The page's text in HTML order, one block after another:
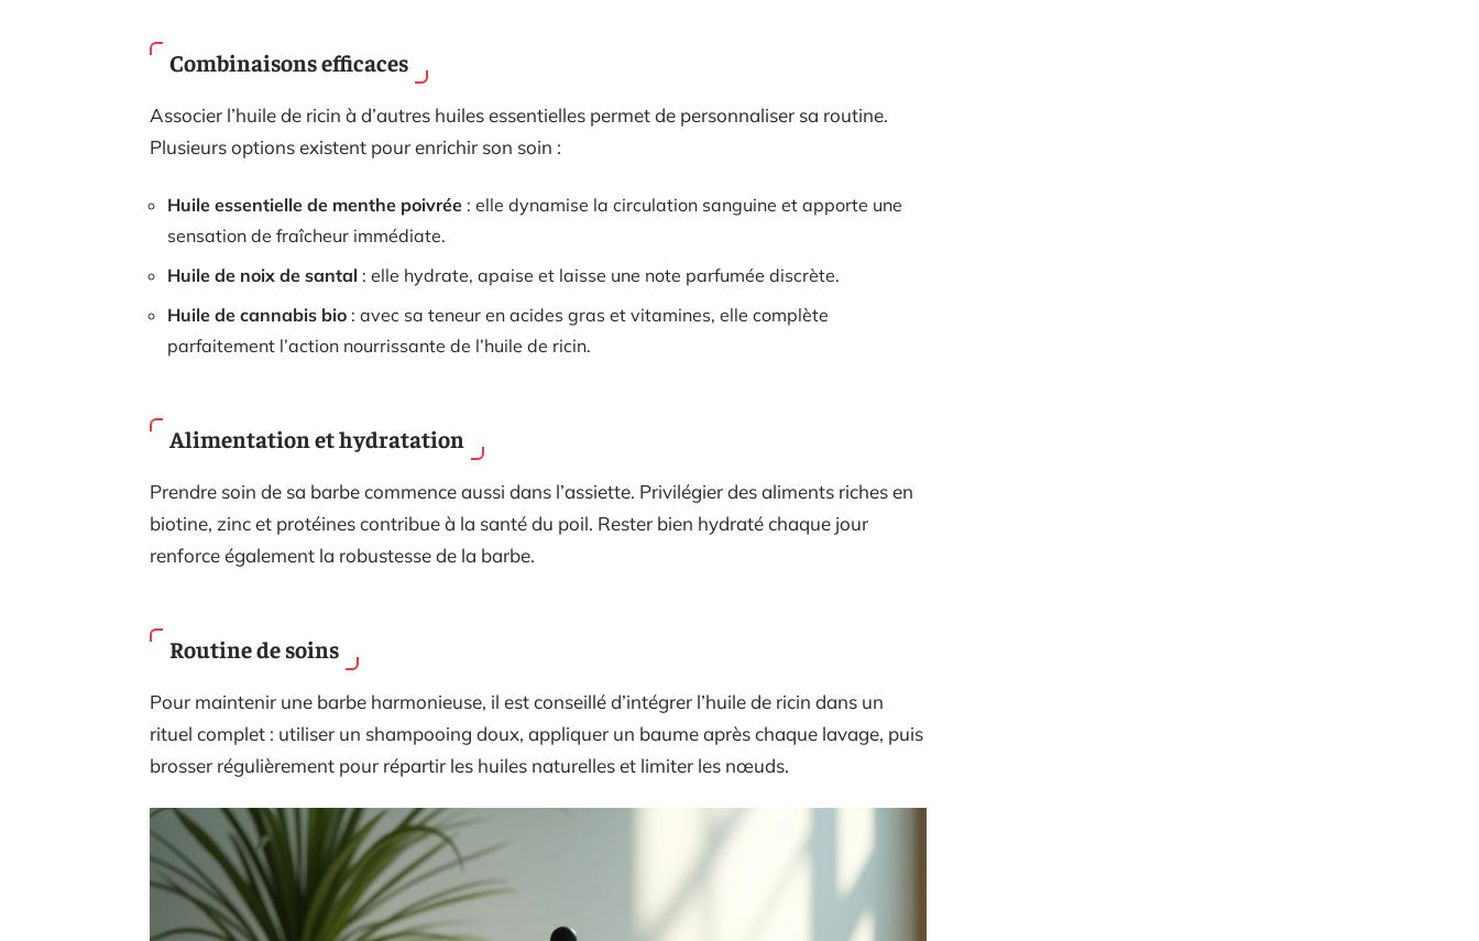
Combinaisons efficaces
Associer l’huile de ricin à d’autres huiles essentielles permet de personnaliser sa routine.
Plusieurs options existent pour enrichir son soin :
Huile essentielle de menthe poivrée : elle dynamise la circulation sanguine et apporte une
sensation de fraîcheur immédiate.
Huile de noix de santal : elle hydrate, apaise et laisse une note parfumée discrète.
Huile de cannabis bio : avec sa teneur en acides gras et vitamines, elle complète
parfaitement l’action nourrissante de l’huile de ricin.
Alimentation et hydratation
Prendre soin de sa barbe commence aussi dans l’assiette. Privilégier des aliments riches en
biotine, zinc et protéines contribue à la santé du poil. Rester bien hydraté chaque jour
renforce également la robustesse de la barbe.
Routine de soins
Pour maintenir une barbe harmonieuse, il est conseillé d’intégrer l’huile de ricin dans un
rituel complet : utiliser un shampooing doux, appliquer un baume après chaque lavage, puis
brosser régulièrement pour répartir les huiles naturelles et limiter les nœuds.